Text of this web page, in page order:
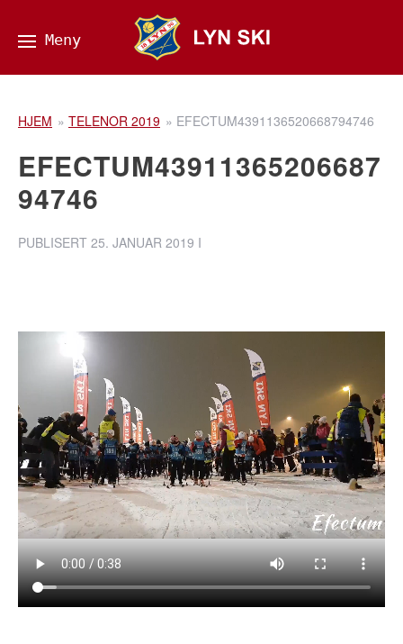
HJEM » TELENOR 2019 » EFECTUM4391136520668794746
EFECTUM43911365206687
94746
PUBLISERT 25. JANUAR 2019 I